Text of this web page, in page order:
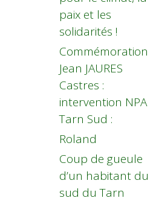
paix et les
solidarités !
Commémoration
Jean JAURES
Castres :
intervention NPA
Tarn Sud :
Roland
Coup de gueule
d’un habitant du
sud du Tarn